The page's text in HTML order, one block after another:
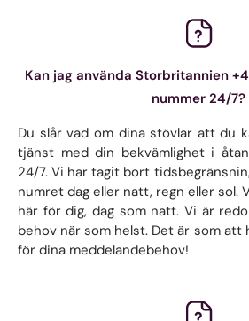
Kan jag använda Storbritannien
nummer 24/7?
Du slår vad om dina stövlar att du
tjänst med din bekvämlighet i
24/7. Vi har tagit bort
numret dag eller natt, regn eller sol.
här för dig, dag som natt. Vi är
behov när som helst. Det är som att
för dina meddelandebehov!